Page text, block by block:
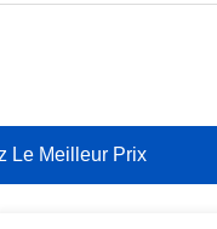
Le Meilleur Prix